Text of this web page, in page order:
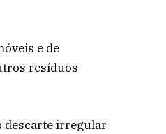
e de
resíduos
descarte irregular